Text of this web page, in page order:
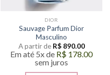
DIOR
Sauvage Parfum Dior
Masculino
A partir de R$890.00
Em até 5x de R$ 178.00
sem juros